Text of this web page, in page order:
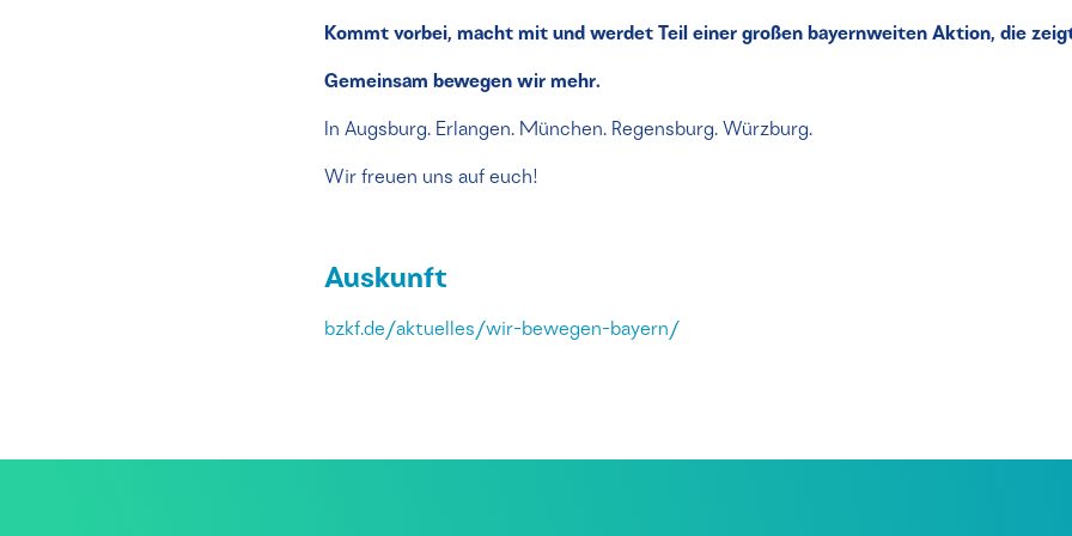
Kommt vorbei, macht mit und werdet Teil einer großen bayernweiten Aktion, die
Gemeinsam bewegen wir mehr.
In Augsburg. Erlangen. München. Regensburg. Würzburg.
Wir freuen uns auf euch!
Auskunft
bzkf.de/aktuelles/wir-bewegen-bayern/